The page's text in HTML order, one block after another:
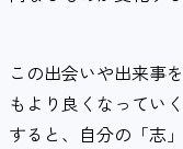
この出会いや出来事
もより良くなっていく
すると、自分の「志